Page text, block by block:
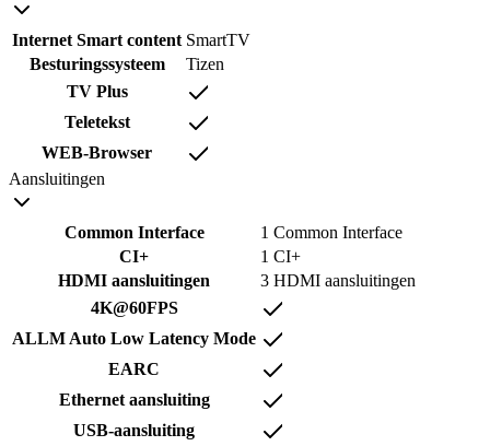
Internet Smart content SmartTV
Besturingssysteem
Tizen
TV Plus
Teletekst
WEB-Browser
Aansluitingen
Common Interface
1 Common Interface
CI+
1 CI+
HDMI aansluitingen
3 HDMI aansluitingen
4K@60FPS
ALLM Auto Low Latency Mode
EARC
Ethernet aansluiting
USB-aansluiting